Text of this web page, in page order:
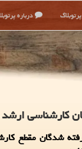
درباره
کارشناسی ارشد
شدگان مقطع